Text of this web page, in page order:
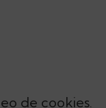
de cookies.